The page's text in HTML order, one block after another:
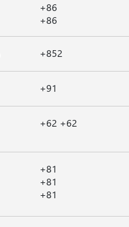
+86
+86
+852
+91
+62 +62
+81
+81
+81